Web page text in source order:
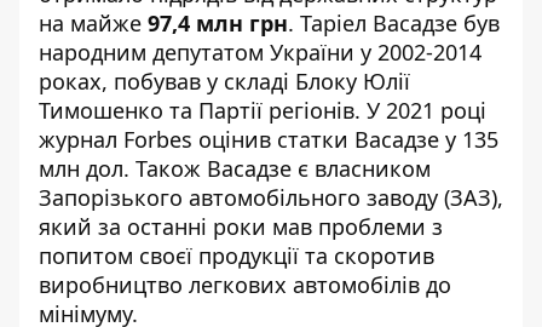
на майже 97,4 млн грн. Таріел Васадзе був
народним депутатом України у 2002-2014
роках, побував у складі Блоку Юлії
Тимошенко та Партії регіонів. У 2021 році
журнал Forbes оцінив статки Васадзе у 135
млн дол. Також Васадзе є власником
Запорізького автомобільного заводу (ЗАЗ),
який за останні роки мав проблеми з
попитом своєї продукції та скоротив
виробництво легкових автомобілів до
мінімуму.